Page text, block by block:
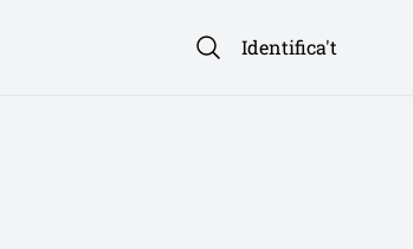
Identifica't